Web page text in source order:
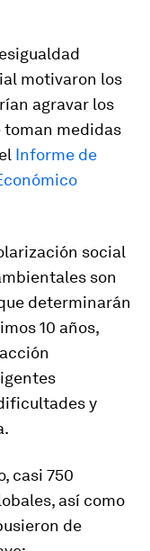
motivaron los
agravar los
toman medidas
Informe de
social
son
determinarán
10 años,
y
casi 750
así como
de